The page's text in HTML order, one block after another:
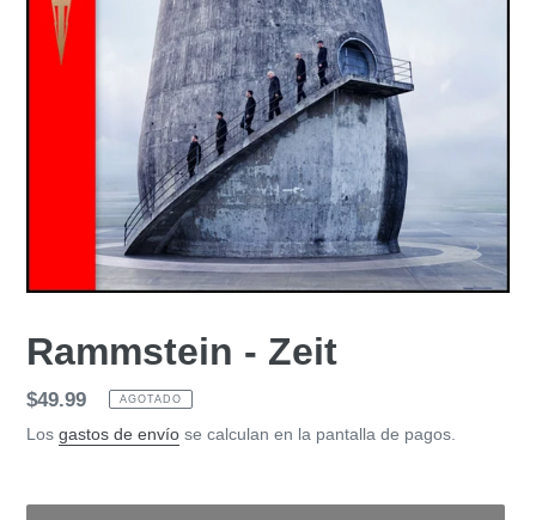
Rammstein - Zeit
Precio
habitual
$49.99 AGOTADO
Los gastos de envío se calculan en la pantalla de pagos.